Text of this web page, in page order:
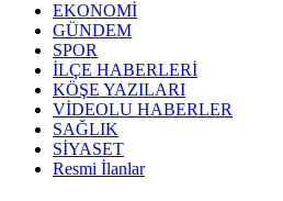
EKONOMİ
GÜNDEM
SPOR
İLÇE HABERLERİ
KÖŞE YAZILARI
VİDEOLU HABERLER
SAĞLIK
SİYASET
Resmi İlanlar